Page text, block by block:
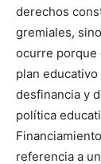
derechos
gremiales,
ocurre porque
plan
desfinancia y
política
referencia a